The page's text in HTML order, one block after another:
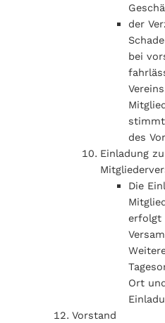
der
bei
des
Einladung
Die
erfolgt
Ort
Vorstand